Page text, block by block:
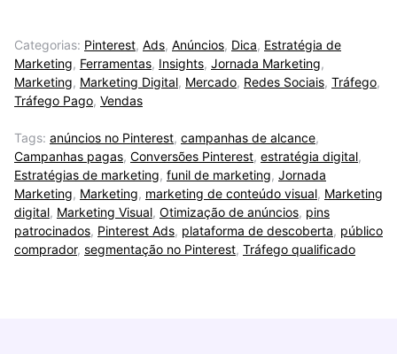
Categorias: Pinterest, Ads, Anúncios, Dica, Estratégia de
Marketing, Ferramentas, Insights, Jornada Marketing,
Marketing, Marketing Digital, Mercado, Redes Sociais, Tráfego,
Tráfego Pago, Vendas
Tags: anúncios no Pinterest, campanhas de alcance,
Campanhas pagas, Conversões Pinterest, estratégia digital,
Estratégias de marketing, funil de marketing, Jornada
Marketing, Marketing, marketing de conteúdo visual, Marketing
digital, Marketing Visual, Otimização de anúncios, pins
patrocinados, Pinterest Ads, plataforma de descoberta, público
comprador, segmentação no Pinterest, Tráfego qualificado